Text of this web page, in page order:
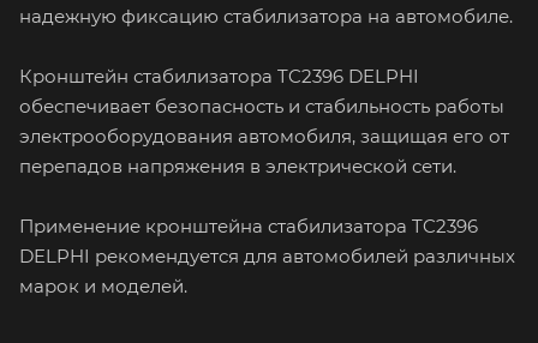
надежную фиксацию стабилизатора на автомобиле.
Кронштейн стабилизатора TC2396 DELPHI
обеспечивает безопасность и стабильность работы
электрооборудования автомобиля, защищая его от
перепадов напряжения в электрической сети.
Применение кронштейна стабилизатора TC2396
DELPHI рекомендуется для автомобилей различных
марок и моделей.